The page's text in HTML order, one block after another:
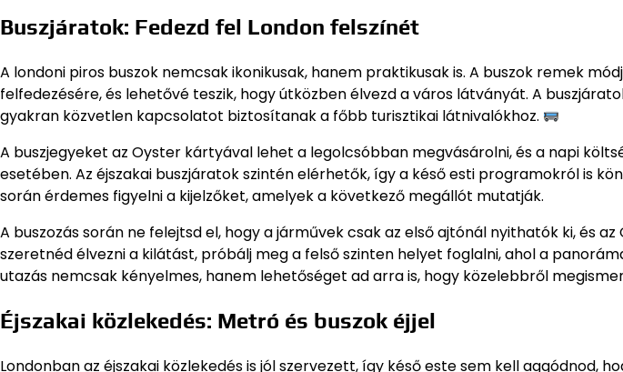
Buszjáratok: Fedezd fel London felszínét
A londoni piros buszok nemcsak ikonikusak, hanem praktikusak is. A buszok remek
felfedezésére, és lehetővé teszik, hogy útközben élvezd a város látványát. A
gyakran közvetlen kapcsolatot biztosítanak a főbb turisztikai látnivalókhoz.
A buszjegyeket az Oyster kártyával lehet a legolcsóbban megvásárolni, és a napi
esetében. Az éjszakai buszjáratok szintén elérhetők, így a késő esti programokról is
során érdemes figyelni a kijelzőket, amelyek a következő megállót mutatják.
A buszozás során ne felejtsd el, hogy a járművek csak az első ajtónál nyithatók ki, és
szeretnéd élvezni a kilátást, próbálj meg a felső szinten helyet foglalni, ahol a
utazás nemcsak kényelmes, hanem lehetőséget ad arra is, hogy közelebbről
Éjszakai közlekedés: Metró és buszok éjjel
Londonban az éjszakai közlekedés is jól szervezett, így késő este sem kell aggódnod,